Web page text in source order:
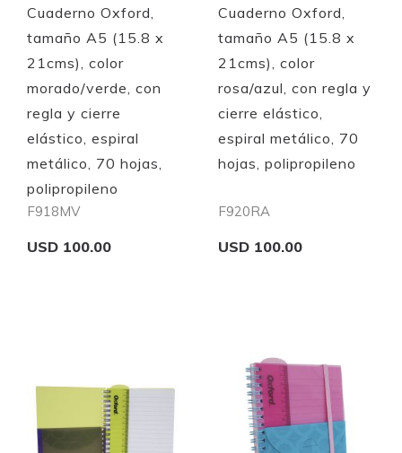
Cuaderno Oxford,
tamaño A5 (15.8 x
21cms), color
morado/verde, con
regla y cierre
elástico, espiral
metálico, 70 hojas,
polipropileno
F918MV
USD 100.00
Cuaderno Oxford,
tamaño A5 (15.8 x
21cms), color
rosa/azul, con regla y
cierre elástico,
espiral metálico, 70
hojas, polipropileno
F920RA
USD 100.00